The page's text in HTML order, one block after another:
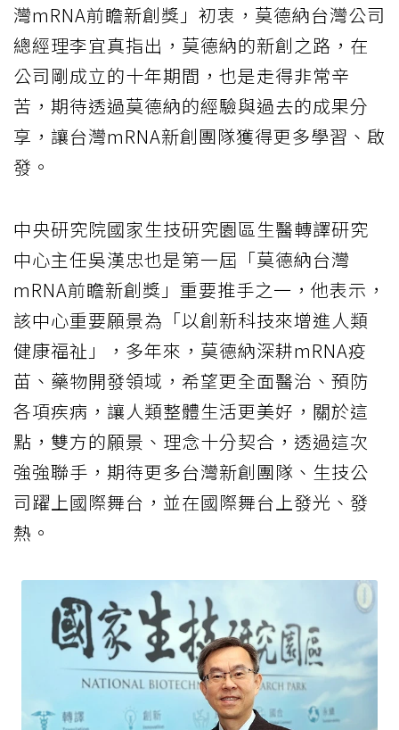
灣mRNA前瞻新創獎」初衷，莫德納台灣公司
總經理李宜真指出，莫德納的新創之路，在
公司剛成立的十年期間，也是走得非常辛
苦，期待透過莫德納的經驗與過去的成果分
享，讓台灣mRNA新創團隊獲得更多學習、啟
發。
中央研究院國家生技研究園區生醫轉譯研究
中心主任吳漢忠也是第一屆「莫德納台灣
mRNA前瞻新創獎」重要推手之一，他表示，
該中心重要願景為「以創新科技來增進人類
健康福祉」，多年來，莫德納深耕mRNA疫
苗、藥物開發領域，希望更全面醫治、預防
各項疾病，讓人類整體生活更美好，關於這
點，雙方的願景、理念十分契合，透過這次
強強聯手，期待更多台灣新創團隊、生技公
司躍上國際舞台，並在國際舞台上發光、發
熱。